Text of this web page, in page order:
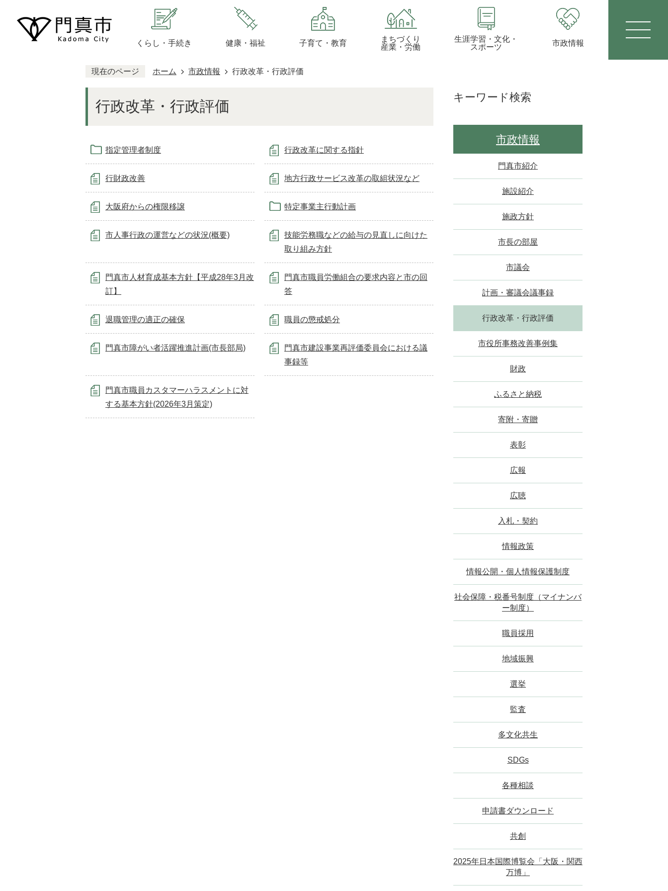
くらし・手続き 健康・福祉 子育て・教育
まちづくり
産業・労働
生涯学習・文化・
スポーツ
市政情報
現在のページ ホーム 市政情報 行政改革・行政評価
行政改革・行政評価
指定管理者制度 行政改革に関する指針
行財政改善 地方行政サービス改革の取組状況など
大阪府からの権限移譲 特定事業主行動計画
市人事行政の運営などの状況(概要)
技能労務職などの給与の見直しに向けた
取り組み方針
門真市人材育成基本方針【平成28年3月改
訂】
門真市職員労働組合の要求内容と市の回
答
退職管理の適正の確保 職員の懲戒処分
門真市障がい者活躍推進計画(市長部局)
門真市建設事業再評価委員会における議
事録等
門真市職員カスタマーハラスメントに対
する基本方針(2026年3月策定)
キーワード検索
市政情報
門真市紹介
施設紹介
施政方針
市長の部屋
市議会
計画・審議会議事録
行政改革・行政評価
市役所事務改善事例集
財政
ふるさと納税
寄附・寄贈
表彰
広報
広聴
入札・契約
情報政策
情報公開・個人情報保護制度
社会保障・税番号制度（マイナンバ
ー制度）
職員採用
地域振興
選挙
監査
多文化共生
SDGs
各種相談
申請書ダウンロード
共創
2025年日本国際博覧会「大阪・関西
万博」